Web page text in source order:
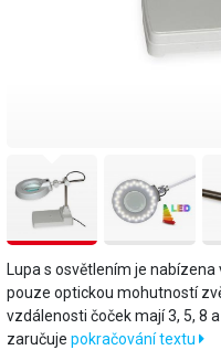
Lupa s osvětlením je
pouze optickou mohutností
vzdálenosti čoček mají 3, 5, 8
zaručuje pokračování textu